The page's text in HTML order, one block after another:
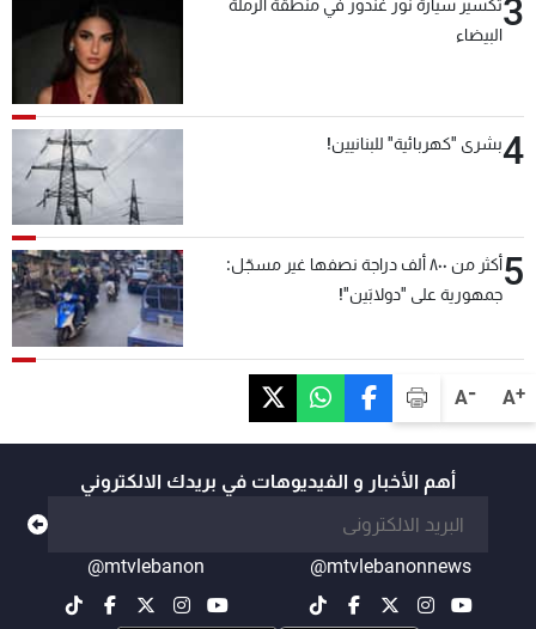
A+
A-
3تكسير سيارة نور غندور في منطقة الرملة
البيضاء
4بشرى "كهربائية" للبنانيين!
5
أكثر من ٨٠٠ ألف دراجة نصفها غير مسجّل:
جمهورية على "دولابَين"!
أهم الأخبار و الفيديوهات في بريدك الالكتروني
@mtvlebanonnews
@mtvlebanon